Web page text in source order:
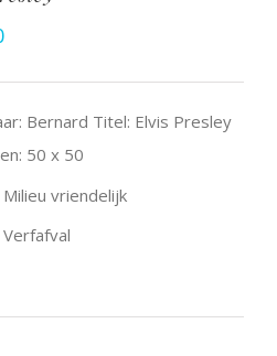
Bernard Titel: Elvis Presley
50 x 50
Milieu vriendelijk
Verfafval